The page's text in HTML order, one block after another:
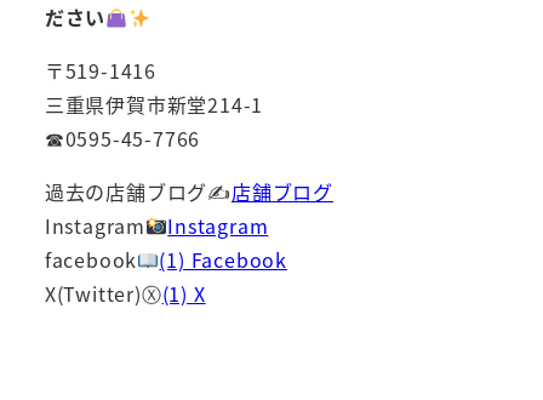
ださい
〒519-1416
三重県伊賀市新堂214-1
☎0595-45-7766
過去の店舗ブログ✍店舗ブログ
Instagram
Instagram
facebook
(1) Facebook
X(Twitter)Ⓧ(1) X